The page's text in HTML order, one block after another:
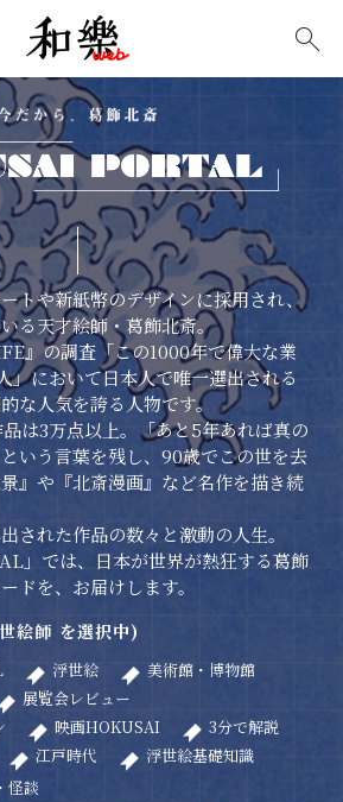
トや新紙幣のデザインに採用され、
る天才絵師・葛飾北斎。
』の調査「この1000年で偉大な業
」において日本人で唯一選出される
な人気を誇る人物です。
は3万点以上。「あと5年あれば真の
いう言葉を残し、90歳でこの世を去
』や『北斎漫画』など名作を描き続
された作品の数々と激動の人生。
」では、日本が世界が熱狂する葛飾
ドを、お届けします。
絵師 を選択中)
浮世絵
美術館・博物館
展覧会レビュー
映画HOKUSAI
3分で解説
江戸時代
浮世絵基礎知識
怪談